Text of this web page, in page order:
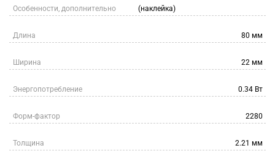
Особенности, дополнительно
(наклейка)
Длина 80 мм
Ширина 22 мм
Энергопотребление 0.34 Вт
Форм-фактор 2280
Толщина 2.21 мм